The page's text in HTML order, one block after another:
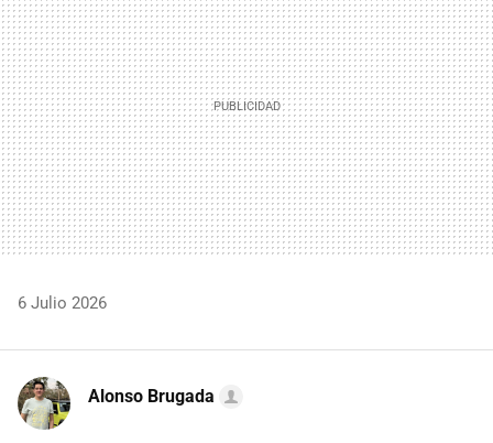
6 Julio 2026
Alonso Brugada